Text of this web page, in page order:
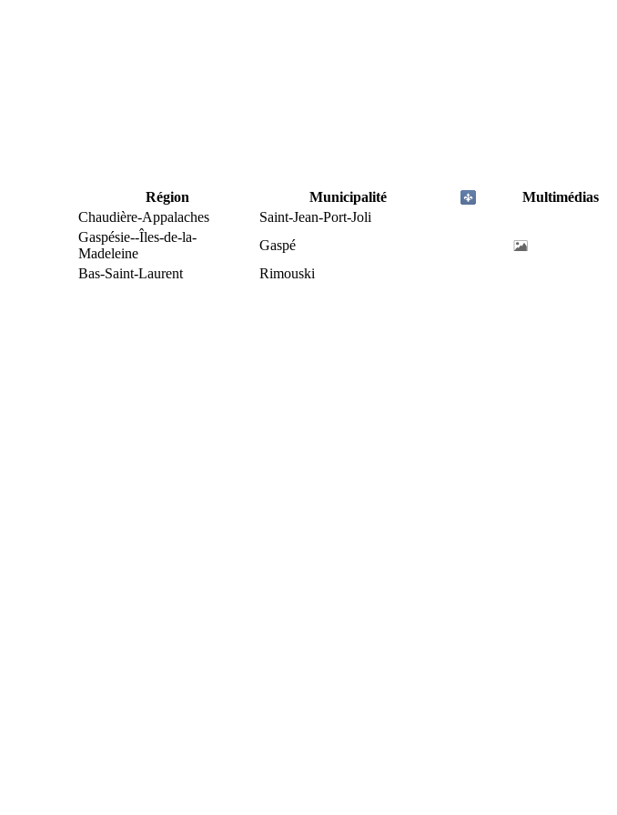
Région Municipalité
Multimédias
Chaudière-Appalaches
Saint-Jean-Port-Joli
Gaspésie--Îles-de-la-
Madeleine
Gaspé
Bas-Saint-Laurent Rimouski